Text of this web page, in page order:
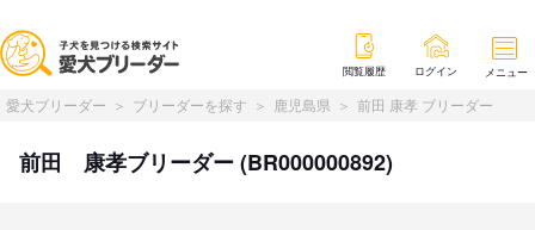
閲覧履歴 ログイン メニュー
愛犬ブリーダー ブリーダーを探す 鹿児島県 前田 康孝 ブリーダー
前田 康孝ブリーダー (BR000000892)